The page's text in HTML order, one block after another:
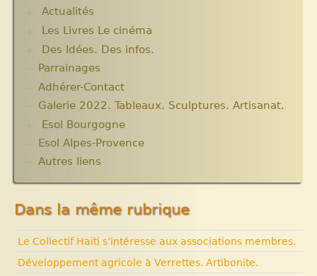
Plantes pour Haïti
Solidarité et environnement
Actualités
Chroniques du séjour Août 2017
Chroniques du séjour Juillet 2016
Les micro-crédits
Les Livres Le cinéma
Critiques et notes de lecture
Des Idées. Des infos.
Changer le monde. Réflexions sur l’aide
internationale. 5 articles
Lutter contre l’extrême pauvreté. Victimes et
acteurs.10 articles.
Solidarité internationale. Autour d’Haïti.
Cité Soleil.
Histoire d’Haïti. Histoire et Vaudou.
Parrainages
Adhérer-Contact
Galerie 2022. Tableaux. Sculptures. Artisanat.
Esol Bourgogne
ACTUALITES
Archives
Esol Alpes-Provence
Autres liens
Dans la même rubrique
Le Collectif Haïti s’intéresse aux associations membres.
Développement agricole à Verrettes. Artibonite.